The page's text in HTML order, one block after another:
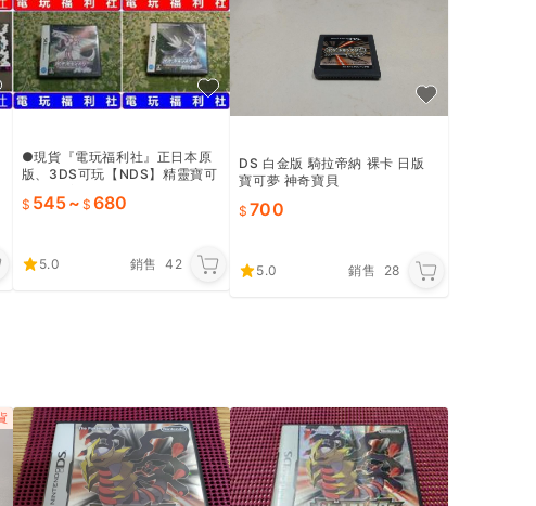
●現貨『電玩福利社』正日本原
版、3DS可玩【NDS】精靈寶可
售心靈金靈魂銀白金黑白版12
545~ 680
5.0 銷售 42
DS 白金版 騎拉帝納 裸卡 日版
寶可夢 神奇寶貝
700
5.0 銷售 28